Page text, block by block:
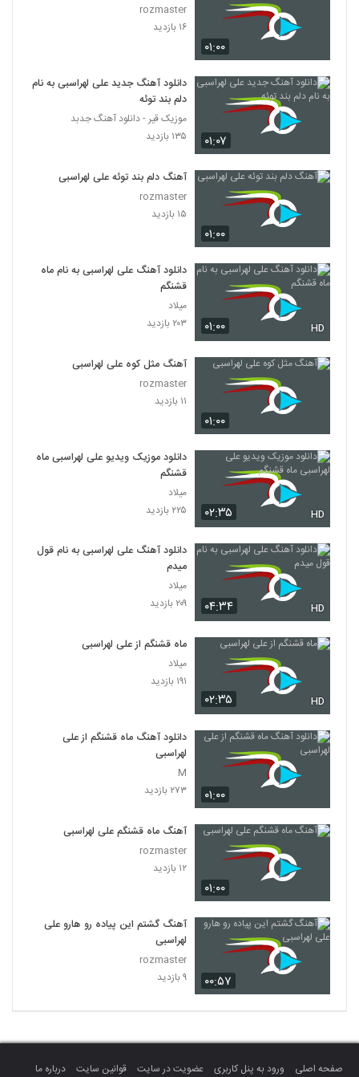
۰۱:۰۰
rozmaster
۱۶ بازدید
۰۱:۰۷
دانلود آهنگ جدید علی لهراسبی به نام
دلم بند توئه
موزیک قیر - دانلود آهنگ جدبد
۱۳۵ بازدید
۰۱:۰۰
آهنگ دلم بند توئه علی لهراسبی
rozmaster
۱۵ بازدید
۰۱:۰۰ HD
دانلود آهنگ علی لهراسبی به نام ماه
قشنگم
میلاد
۲۰۳ بازدید
۰۱:۰۰
آهنگ مثل کوه علی لهراسبی
rozmaster
۱۱ بازدید
۰۲:۳۵ HD
دانلود موزیک ویدیو علی لهراسبی ماه
قشنگم
میلاد
۲۲۵ بازدید
۰۴:۳۴ HD
دانلود آهنگ علی لهراسبی به نام قول
میدم
میلاد
۲۰۹ بازدید
۰۲:۳۵ HD
ماه قشنگم از علی لهراسبی
میلاد
۱۹۱ بازدید
۰۱:۰۰
دانلود آهنگ ماه قشنگم از علی
لهراسبی
M
۲۷۳ بازدید
۰۱:۰۰
آهنگ ماه قشنگم علی لهراسبی
rozmaster
۱۲ بازدید
۰۰:۵۷
آهنگ گشتم این پیاده رو هارو علی
لهراسبی
rozmaster
۹ بازدید
صفحه اصلی ورود به پنل کاربری عضویت در سایت قوانین سایت درباره ما